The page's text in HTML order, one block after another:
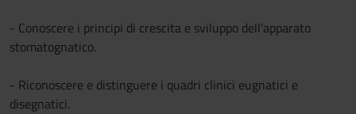
- Conoscere i principi di crescita e sviluppo dell'apparato
stomatognatico.
- Riconoscere e distinguere i quadri clinici eugnatici e
disegnatici.